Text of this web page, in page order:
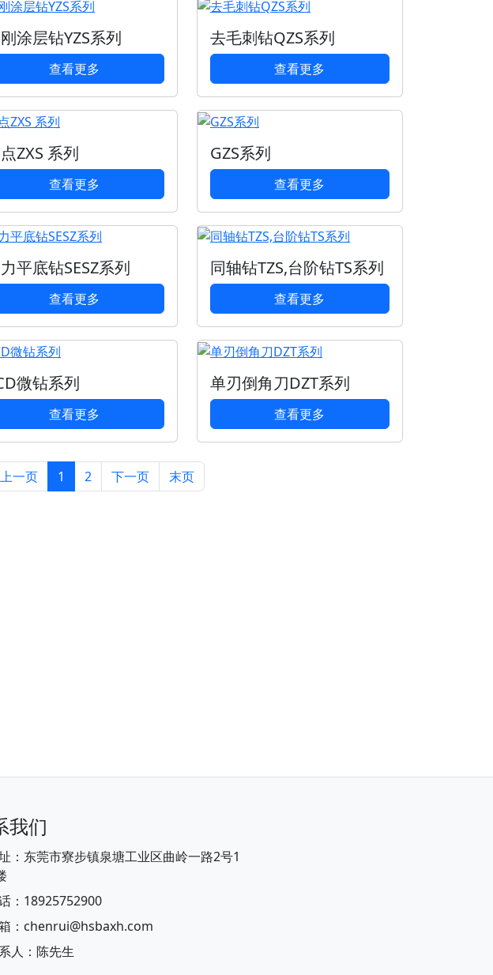
涂层钻YZS系列
查看更多
去毛刺钻QZS系列
查看更多
ZXS 系列
查看更多
GZS系列
查看更多
平底钻SESZ系列
查看更多
同轴钻TZS,台阶钻TS系列
查看更多
微钻系列
查看更多
单刃倒角刀DZT系列
查看更多
上一页 1 2 下一页 末页
我们
：东莞市寮步镇泉塘工业区曲岭一路2号1
：18925752900
：chenrui@hsbaxh.com
人：陈先生